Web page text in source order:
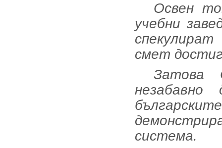
Освен
учебни
смет
Затова
система.